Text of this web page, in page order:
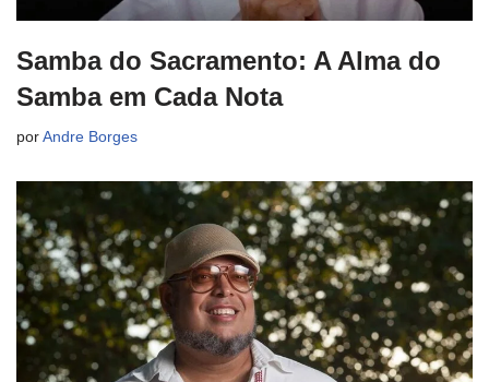
Samba do Sacramento: A Alma do
Samba em Cada Nota
por Andre Borges